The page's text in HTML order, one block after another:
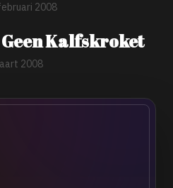
2008
Geen Kalfskroket
2008